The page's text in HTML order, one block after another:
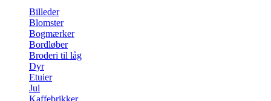
Billeder
Blomster
Bogmærker
Bordløber
Broderi til låg
Dyr
Etuier
Jul
Kaffebrikker